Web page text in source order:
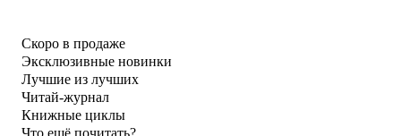
Скоро в продаже
Эксклюзивные новинки
Лучшие из лучших
Читай-журнал
Книжные циклы